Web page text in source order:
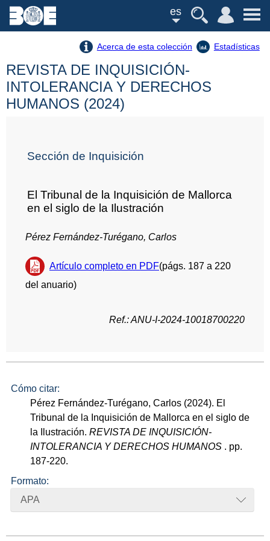
es
Acerca de esta colección Estadísticas
REVISTA DE INQUISICIÓN-
INTOLERANCIA Y DERECHOS
HUMANOS (2024)
Sección de Inquisición
El Tribunal de la Inquisición de Mallorca
en el siglo de la Ilustración
Pérez Fernández-Turégano, Carlos
Artículo completo en PDF(págs. 187 a 220
del anuario)
Ref.: ANU-I-2024-10018700220
Cómo citar:
Pérez Fernández-Turégano, Carlos (2024). El
Tribunal de la Inquisición de Mallorca en el siglo de
la Ilustración.REVISTA DE INQUISICIÓN-
INTOLERANCIA Y DERECHOS HUMANOS . pp.
187-220.
Formato:
APA